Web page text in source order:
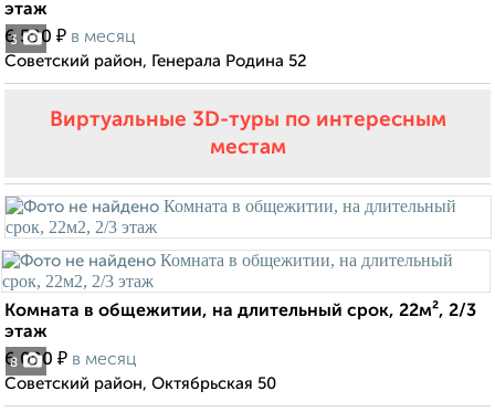
3
этаж
6 500 ₽ в месяц
Советский район, Генерала Родина 52
Виртуальные 3D-туры по интересным
местам
8
Комната в общежитии, на длительный срок, 22м², 2/3
этаж
6 000 ₽ в месяц
Советский район, Октябрьская 50